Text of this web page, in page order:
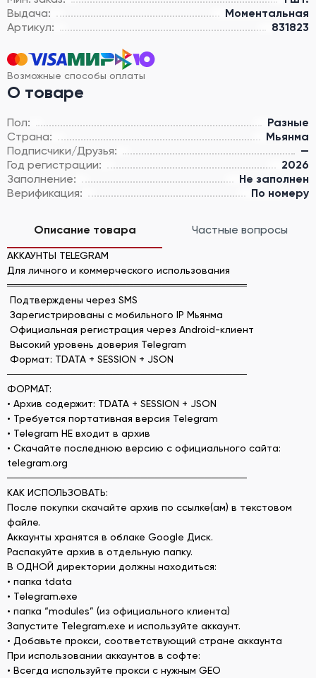
Выдача:
Моментальная
Артикул:
831823
Возможные способы оплаты
О товаре
Пол:
Разные
Страна:
Мьянма
Подписчики/Друзья:
—
Год регистрации:
2026
Заполнение:
Не заполнен
Верификация:
По номеру
Описание товара Частные вопросы
АККАУНТЫ TELEGRAM
Для личного и коммерческого использования
══════════════════════════════════
Подтверждены через SMS
Зарегистрированы с мобильного IP Мьянма
Официальная регистрация через Android-клиент
Высокий уровень доверия Telegram
Формат: TDATA + SESSION + JSON
──────────────────────────────────
ФОРМАТ:
• Архив содержит: TDATA + SESSION + JSON
• Требуется портативная версия Telegram
• Telegram НЕ входит в архив
• Скачайте последнюю версию с официального сайта:
telegram.org
──────────────────────────────────
КАК ИСПОЛЬЗОВАТЬ:
После покупки скачайте архив по ссылке(ам) в текстовом
файле.
Аккаунты хранятся в облаке Google Диск.
Распакуйте архив в отдельную папку.
В ОДНОЙ директории должны находиться:
• папка tdata
• Telegram.exe
• папка “modules” (из официального клиента)
Запустите Telegram.exe и используйте аккаунт.
• Добавьте прокси, соответствующий стране аккаунта
При использовании аккаунтов в софте:
• Всегда используйте прокси с нужным GEO